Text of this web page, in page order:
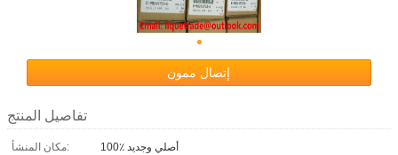
إتصال ممون
تفاصيل المنتج
مكان المنشأ:
100٪ أصلي وجديد